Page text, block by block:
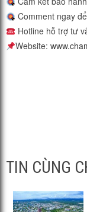
Comment ngay
Hotline hỗ trợ tư
Website:
TIN CÙNG